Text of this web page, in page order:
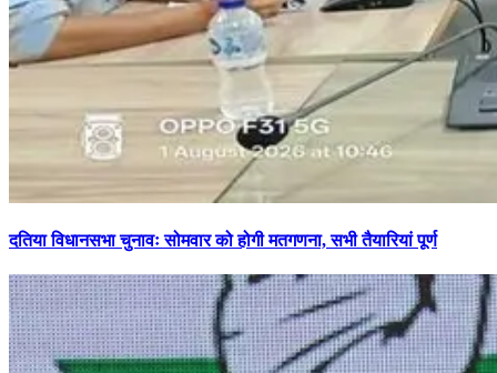
दतिया विधानसभा चुनावः सोमवार को होगी मतगणना, सभी तैयारियां पूर्ण